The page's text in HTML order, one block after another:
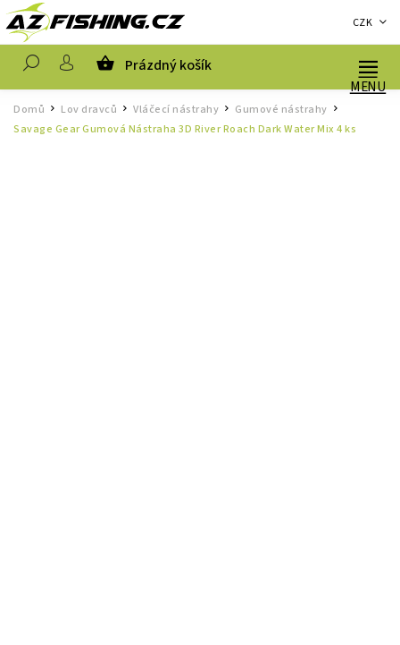
CZK
Prázdný košík
Domů / Lov dravců / Vláčecí nástrahy / Gumové nástrahy
Savage Gear Gumová Nástraha 3D River Roach Dark Water Mix 4 ks